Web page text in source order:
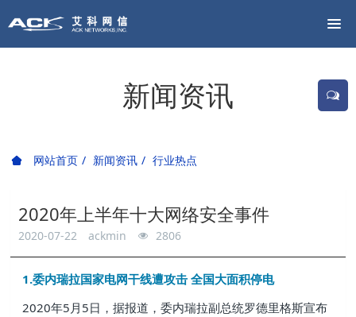
新闻资讯
网站首页 新闻资讯 行业热点
2020年上半年十大网络安全事件
2020-07-22 ackmin 2806
1.委内瑞拉国家电网干线遭攻击 全国大面积停电
2020年5月5日，据报道，委内瑞拉副总统罗德里格斯宣布